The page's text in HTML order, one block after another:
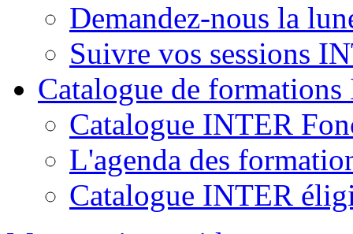
Demandez-nous la
Suivre vos sessions
Catalogue de
Catalogue INTER
L'agenda des
Catalogue INTER